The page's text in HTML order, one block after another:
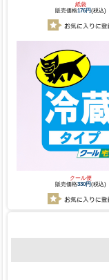
紙袋
販売価格176円(税込)
クール便
販売価格330円(税込)